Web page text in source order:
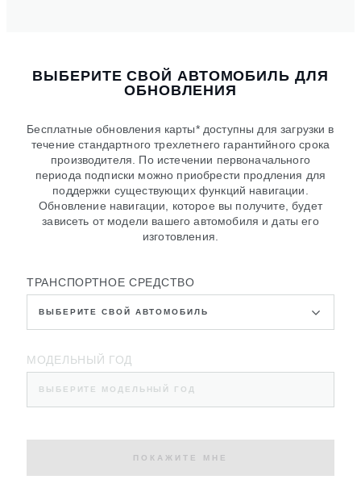
ВЫБЕРИТЕ СВОЙ АВТОМОБИЛЬ ДЛЯ
ОБНОВЛЕНИЯ
Бесплатные обновления карты* доступны для загрузки в
течение стандартного трехлетнего гарантийного срока
производителя. По истечении первоначального
периода подписки можно приобрести продления для
поддержки существующих функций навигации.
Обновление навигации, которое вы получите, будет
зависеть от модели вашего автомобиля и даты его
изготовления.
ТРАНСПОРТНОЕ СРЕДСТВО
ВЫБЕРИТЕ СВОЙ АВТОМОБИЛЬ
МОДЕЛЬНЫЙ ГОД
ВЫБЕРИТЕ МОДЕЛЬНЫЙ ГОД
ПОКАЖИТЕ МНЕ